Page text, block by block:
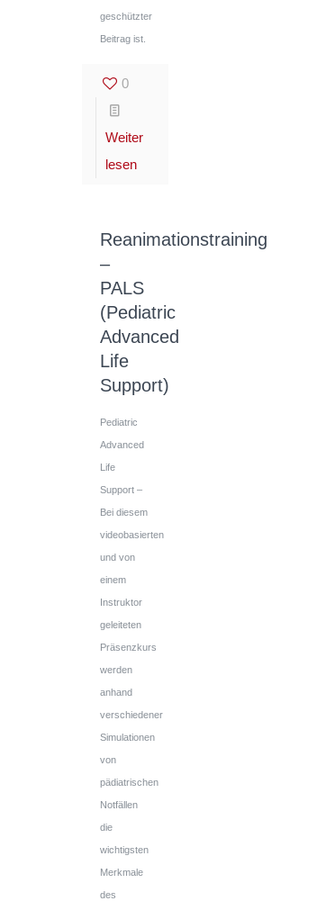
geschützter
Beitrag ist.
0
Weiter
lesen
Reanimationstraining
–
PALS
(Pediatric
Advanced
Life
Support)
Pediatric
Advanced
Life
Support –
Bei diesem
videobasierten
und von
einem
Instruktor
geleiteten
Präsenzkurs
werden
anhand
verschiedener
Simulationen
von
pädiatrischen
Notfällen
die
wichtigsten
Merkmale
des